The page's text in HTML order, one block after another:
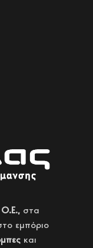
στα
εμπόριο
και